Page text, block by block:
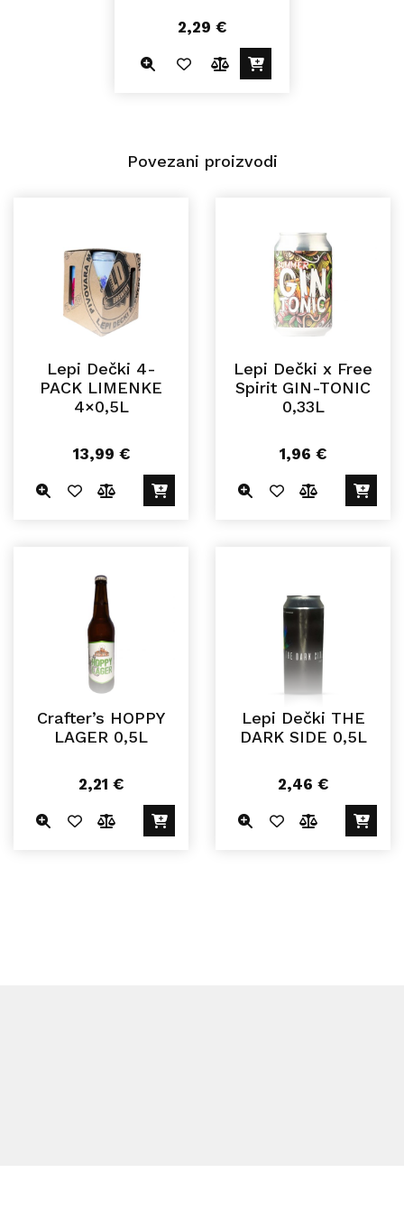
2,29 €
Povezani proizvodi
Lepi Dečki 4-
PACK LIMENKE
4×0,5L
13,99 €
Lepi Dečki x Free
Spirit GIN-TONIC
0,33L
1,96 €
Crafter’s HOPPY
LAGER 0,5L
2,21 €
Lepi Dečki THE
DARK SIDE 0,5L
2,46 €